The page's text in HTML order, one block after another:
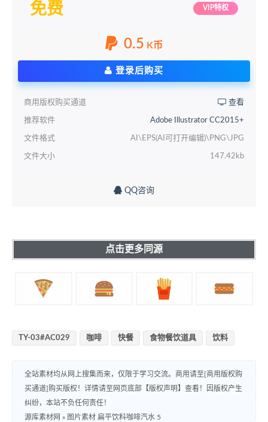
免费 VIP特权
0.5 K币
登录后购买
商用版权购买通道 查看
推荐软件 Adobe Illustrator CC2015+
文件格式 AI\EPS(AI可打开编辑)\PNG\JPG
文件大小 147.42kb
QQ咨询
点击更多同源
TY-03#AC029 咖啡 快餐 食物餐饮道具 饮料
全站素材均从网上搜集而来，仅限于学习交流。商用请至[商用版权购
买通道]购买版权！详情请至网页底部【版权声明】查看！因版权产生
纠纷，本站不负任何责任！
源库素材网 » 图片素材 扁平饮料咖啡汽水 5